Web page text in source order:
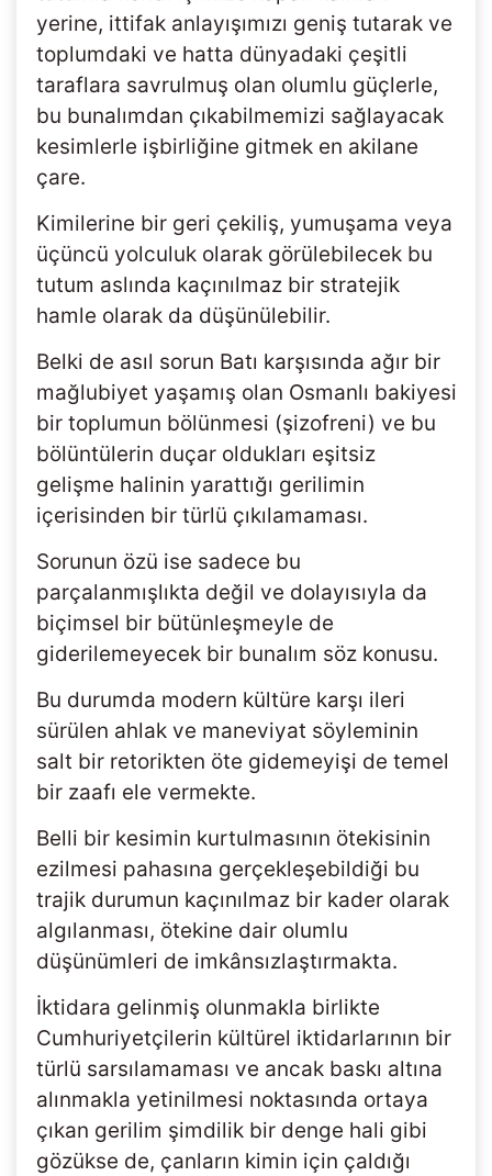
yerine, ittifak anlayışımızı geniş tutarak ve
toplumdaki ve hatta dünyadaki çeşitli
taraflara savrulmuş olan olumlu güçlerle,
bu bunalımdan çıkabilmemizi sağlayacak
kesimlerle işbirliğine gitmek en akilane
çare.
Kimilerine bir geri çekiliş, yumuşama veya
üçüncü yolculuk olarak görülebilecek bu
tutum aslında kaçınılmaz bir stratejik
hamle olarak da düşünülebilir.
Belki de asıl sorun Batı karşısında ağır bir
mağlubiyet yaşamış olan Osmanlı bakiyesi
bir toplumun bölünmesi (şizofreni) ve bu
bölüntülerin duçar oldukları eşitsiz
gelişme halinin yarattığı gerilimin
içerisinden bir türlü çıkılamaması.
Sorunun özü ise sadece bu
parçalanmışlıkta değil ve dolayısıyla da
biçimsel bir bütünleşmeyle de
giderilemeyecek bir bunalım söz konusu.
Bu durumda modern kültüre karşı ileri
sürülen ahlak ve maneviyat söyleminin
salt bir retorikten öte gidemeyişi de temel
bir zaafı ele vermekte.
Belli bir kesimin kurtulmasının ötekisinin
ezilmesi pahasına gerçekleşebildiği bu
trajik durumun kaçınılmaz bir kader olarak
algılanması, ötekine dair olumlu
düşünümleri de imkânsızlaştırmakta.
İktidara gelinmiş olunmakla birlikte
Cumhuriyetçilerin kültürel iktidarlarının bir
türlü sarsılamaması ve ancak baskı altına
alınmakla yetinilmesi noktasında ortaya
çıkan gerilim şimdilik bir denge hali gibi
gözükse de, çanların kimin için çaldığı